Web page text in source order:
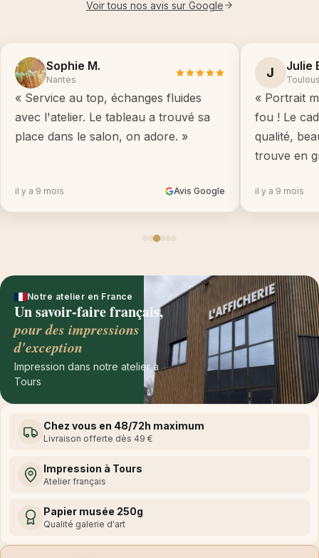
Voir tous nos avis sur Google
Sophie M.
Nantes
« Service au top, échanges fluides
avec l'atelier. Le tableau a trouvé sa
place dans le salon, on adore. »
il y a 9 mois Avis Google
J Julie
« Portrait
fou ! Le
qualité,
trouve en
il y a 9 mois
Notre atelier en France
Un savoir-faire français,
pour des impressions
d'exception
Impression dans notre atelier à
Tours
Chez vous en 48/72h maximum
Livraison offerte dès 49 €
Impression à Tours
Atelier français
Papier musée 250g
Qualité galerie d'art